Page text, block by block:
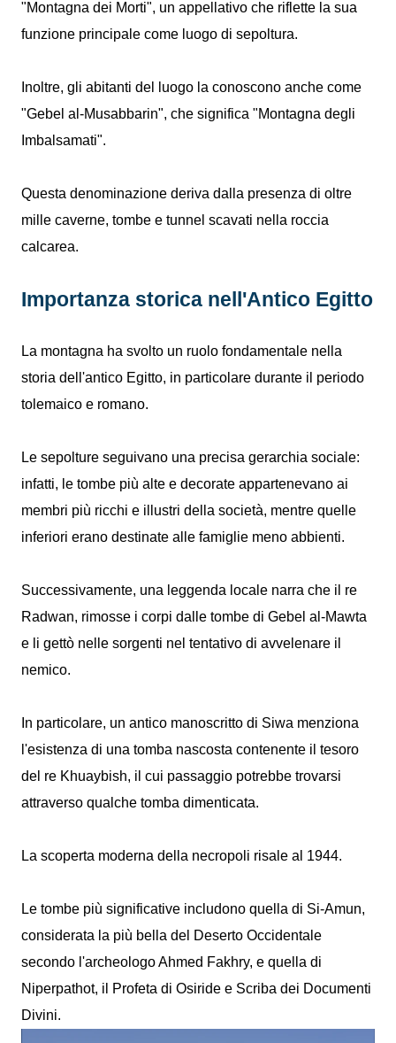
"Montagna dei Morti", un appellativo che riflette la sua
funzione principale come luogo di sepoltura.
Inoltre, gli abitanti del luogo la conoscono anche come
"Gebel al-Musabbarin", che significa "Montagna degli
Imbalsamati".
Questa denominazione deriva dalla presenza di oltre
mille caverne, tombe e tunnel scavati nella roccia
calcarea.
Importanza storica nell'Antico Egitto
La montagna ha svolto un ruolo fondamentale nella
storia dell'antico Egitto, in particolare durante il periodo
tolemaico e romano.
Le sepolture seguivano una precisa gerarchia sociale:
infatti, le tombe più alte e decorate appartenevano ai
membri più ricchi e illustri della società, mentre quelle
inferiori erano destinate alle famiglie meno abbienti.
Successivamente, una leggenda locale narra che il re
Radwan, rimosse i corpi dalle tombe di Gebel al-Mawta
e li gettò nelle sorgenti nel tentativo di avvelenare il
nemico.
In particolare, un antico manoscritto di Siwa menziona
l'esistenza di una tomba nascosta contenente il tesoro
del re Khuaybish, il cui passaggio potrebbe trovarsi
attraverso qualche tomba dimenticata.
La scoperta moderna della necropoli risale al 1944.
Le tombe più significative includono quella di Si-Amun,
considerata la più bella del Deserto Occidentale
secondo l'archeologo Ahmed Fakhry, e quella di
Niperpathot, il Profeta di Osiride e Scriba dei Documenti
Divini.